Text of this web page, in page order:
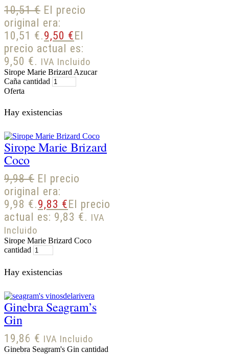
10,51€ El precio
original era:
10,51 €.9,50 €El
precio actual es:
9,50 €. IVA Incluido
Sirope Marie Brizard Azucar
Caña cantidad
Oferta
Hay existencias
Sirope Marie Brizard
Coco
9,98€ El precio
original era:
9,98 €.9,83 € El precio
actual es: 9,83 €. IVA
Incluido
Sirope Marie Brizard Coco
cantidad
Hay existencias
Ginebra Seagram’s
Gin
19,86 € IVA Incluido
Ginebra Seagram's Gin cantidad